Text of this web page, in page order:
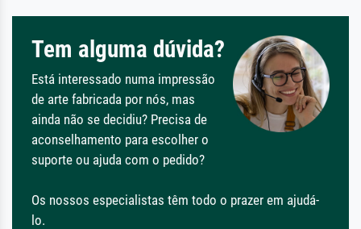
Tem alguma dúvida?
Está interessado numa impressão
de arte fabricada por nós, mas
ainda não se decidiu? Precisa de
aconselhamento para escolher o
suporte ou ajuda com o pedido?
Os nossos especialistas têm todo o prazer em ajudá-
lo.